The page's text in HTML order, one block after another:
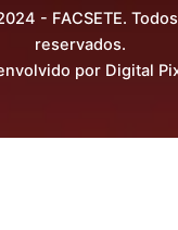
- FACSETE.
reservados.
por Digital